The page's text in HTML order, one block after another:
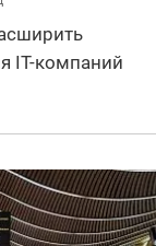
IT-компаний